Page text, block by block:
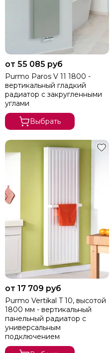
от 55 085 руб
Purmo Paros V 11 1800 -
вертикальный гладкий
радиатор с закругленными
углами
Выбрать
от 17 709 руб
Purmo Vertikal T 10, высотой
1800 мм - вертикальный
панельный радиатор с
универсальным
подключением